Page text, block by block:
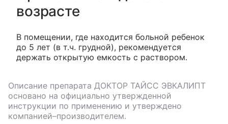
возрасте
В помещении, где находится больной ребенок
до 5 лет (в т.ч. грудной), рекомендуется
держать открытую емкость с раствором.
Описание препарата ДОКТОР ТАЙСС ЭВКАЛИПТ
основано на официально утвержденной
инструкции по применению и утверждено
компанией–производителем.